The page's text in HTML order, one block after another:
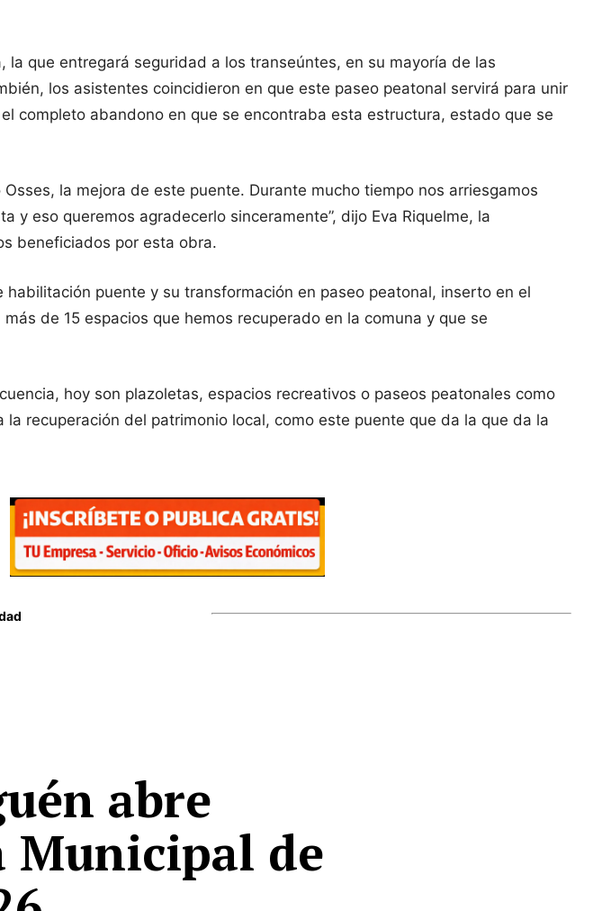
que entregará seguridad a los transeúntes, en su mayoría de las
los asistentes coincidieron en que este paseo peatonal servirá para unir
completo abandono en que se encontraba esta estructura, estado que se
la mejora de este puente. Durante mucho tiempo nos arriesgamos
eso queremos agradecerlo sinceramente”, dijo Eva Riquelme, la
beneficiados por esta obra.
puente y su transformación en paseo peatonal, inserto en el
de 15 espacios que hemos recuperado en la comuna y que se
hoy son plazoletas, espacios recreativos o paseos peatonales como
recuperación del patrimonio local, como este puente que da la que da la